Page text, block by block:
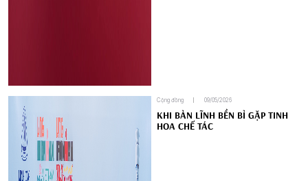
Cộng đồng 09/05/2026
KHI BẢN LĨNH BỀN BỈ GẶP TINH
HOA CHẾ TÁC